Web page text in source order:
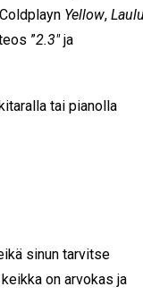
Yellow, Laulu
”2.3″ja
tai pianolla
sinun tarvitse
on arvokas ja